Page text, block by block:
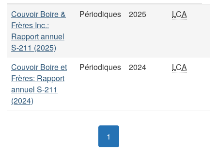
Couvoir Boire &
Frères Inc.:
Rapport annuel
S-211 (2025)
Périodiques 2025 LCA
Couvoir Boire et
Frères: Rapport
annuel S-211
(2024)
Périodiques 2024 LCA
1